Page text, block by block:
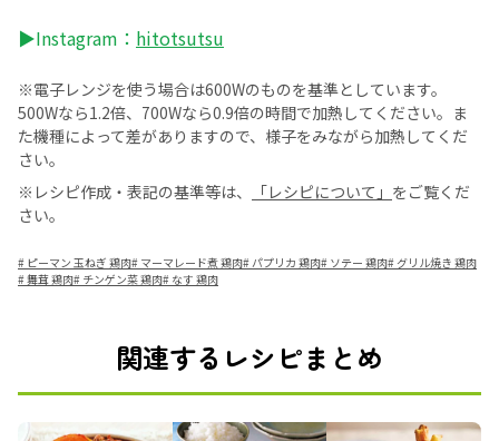
▶Instagram： hitotsutsu
※電子レンジを使う場合は600Wのものを基準としています。
500Wなら1.2倍、700Wなら0.9倍の時間で加熱してください。ま
た機種によって差がありますので、様子をみながら加熱してくだ
さい。
※レシピ作成・表記の基準等は、
「レシピについて」 をご覧くだ
さい。
# ピーマン 玉ねぎ 鶏肉# マーマレード煮 鶏肉#パプリカ 鶏肉# ソテー 鶏肉# グリル焼き 鶏肉
#舞茸 鶏肉# チンゲン菜 鶏肉# なす 鶏肉
関連するレシピまとめ